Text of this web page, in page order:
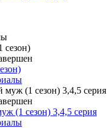
(1 сезон) 3,4,5 серия